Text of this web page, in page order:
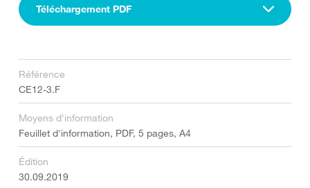
Téléchargement PDF
Référence
CE12-3.F
Moyens d'information
Feuillet d'information, PDF, 5 pages, A4
Édition
30.09.2019